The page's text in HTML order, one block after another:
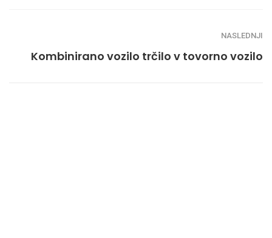
NASLEDNJI
Kombinirano vozilo trčilo v tovorno vozilo